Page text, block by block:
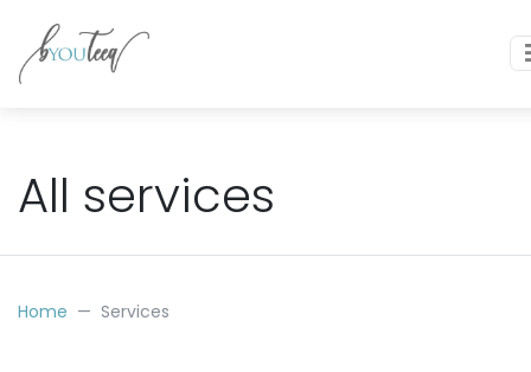
All services
Home Services